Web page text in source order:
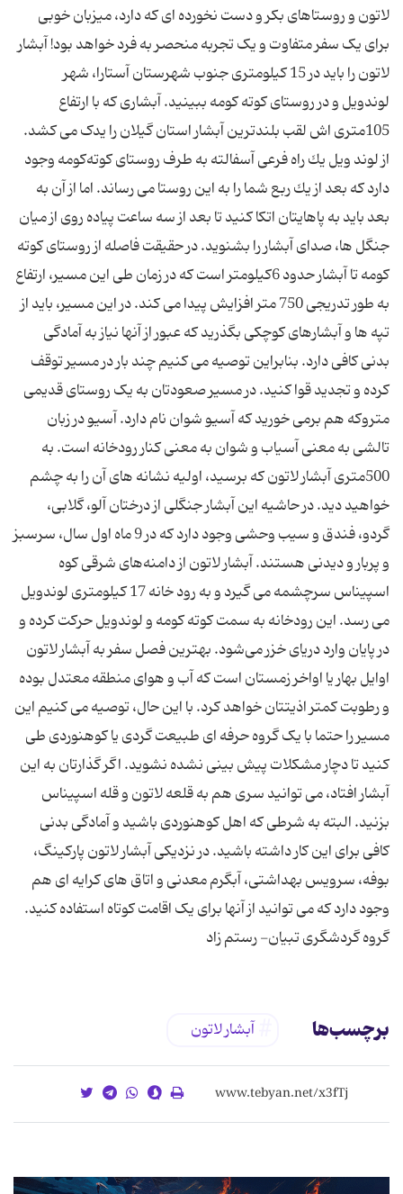
لاتون و روستاهای بکر و دست نخورده ای که دارد، میزبان خوبی
برای یک سفر متفاوت و یک تجربه منحصر به فرد خواهد بود! آبشار
لاتون را باید در 15 کیلومتری جنوب شهرستان آستارا، شهر
لوندویل و در روستای کوته کومه ببینید. آبشاری که با ارتفاع
105متری اش لقب بلندترین آبشار استان گیلان را یدک می کشد.
از لوند ویل یك راه فرعی آسفالته به طرف روستای كوته‌كومه وجود
دارد كه بعد از یك ربع شما را به این روستا می رساند. اما از آن به
بعد باید به پاهایتان اتکا کنید تا بعد از سه ساعت پیاده روی از میان
جنگل ها، صدای آبشار را بشنوید. در حقیقت فاصله از روستای کوته
کومه تا آبشار حدود 6کیلومتر است که در زمان طی این مسیر، ارتفاع
به طور تدریجی 750 متر افزایش پیدا می کند. در این مسیر، باید از
تپه ها و آبشارهای کوچکی بگذرید که عبور از آنها نیاز به آمادگی
بدنی کافی دارد. بنابراین توصیه می کنیم چند بار در مسیر توقف
کرده و تجدید قوا کنید. در مسیر صعودتان به یک روستای قدیمی
متروکه هم برمی خورید که آسیو شوان نام دارد. آسیو در زبان
تالشی به معنی آسیاب و شوان به معنی کنار رودخانه است. به
500متری آبشار لاتون که برسید، اولیه نشانه های آن را به چشم
خواهید دید. در حاشیه این آبشار جنگلی از درختان آلو، گلابی،
گردو، فندق و سیب وحشی وجود دارد که در 9 ماه اول سال، سرسبز
و پربار و دیدنی هستند. آبشار لاتون از دامنه‌های شرقی کوه
اسپیناس سرچشمه می گیرد و به رود خانه 17 کیلومتری لوندویل
می رسد. این رودخانه به سمت کوته کومه و لوندویل حرکت کرده و
در پایان وارد دریای خزر می‌شود. بهترین فصل سفر به آبشار لاتون
اوایل بهار یا اواخر زمستان است که آب و هوای منطقه معتدل بوده
و رطوبت کمتر اذیتتان خواهد کرد. با این حال، توصیه می کنیم این
مسیر را حتما با یک گروه حرفه ای طبیعت گردی یا کوهنوردی طی
کنید تا دچار مشکلات پیش بینی نشده نشوید. اگر گذارتان به این
آبشار افتاد، می توانید سری هم به قلعه لاتون و قله اسپیناس
بزنید. البته به شرطی که اهل کوهنوردی باشید و آمادگی بدنی
کافی برای این کار داشته باشید. در نزدیکی آبشار لاتون پارکینگ،
بوفه، سرویس بهداشتی، آبگرم معدنی و اتاق های کرایه ای هم
وجود دارد که می توانید از آنها برای یک اقامت کوتاه استفاده کنید.
گروه گردشگری تبیان- رستم زاد
برچسب‌ها آبشار لاتون